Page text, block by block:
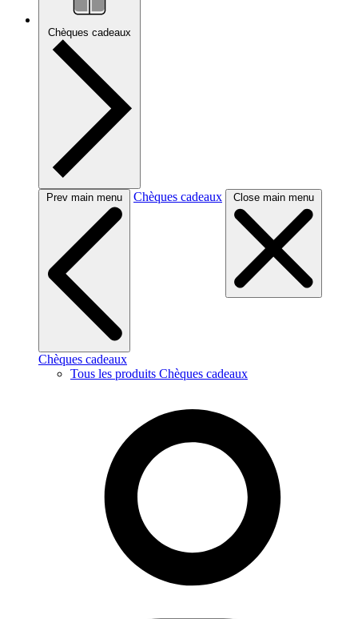
Chèques cadeaux
Prev main menu Chèques cadeaux Close main menu
Chèques cadeaux
Tous les produits Chèques cadeaux